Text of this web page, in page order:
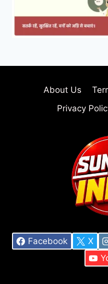
About Us
Privacy
Facebook X